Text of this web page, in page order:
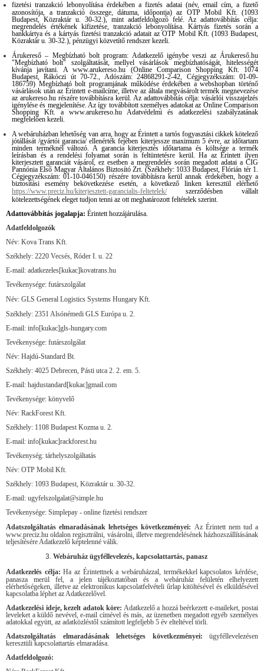
fizetési tranzakció lebonyolítása érdekében a fizetés adatai (név, email cím, a fizető
azonosítója, a tranzakció összege, dátuma, időpontja) az OTP Mobil Kft. (1093
Budapest, Közraktár u. 30-32.), mint adatfeldolgozó felé. Az adattovábbítás célja:
megrendelés értékének kifizetése, tranzakció lebonyolítása. Kártyás fizetés során a
bankkártya és a kártyás fizetési tranzakció adatait az OTP Mobil Kft. (1093 Budapest,
Közraktár u. 30-32.), pénzügyi közvetítő rendszer kezeli.
Árukereső – Megbízható bolt program: Adatkezelő igénybe veszi az Árukereső.hu
"Megbízható bolt" szolgáltatását, mellyel vásárlások megbízhatóságát, hitelességét
kívánja javítani. A www.arukereso.hu (Online Comparison Shopping Kft. 1074
Budapest, Rákóczi út 70-72., Adószám: 24868291-2-42, Cégjegyzékszám: 01-09-
186759) Megbízható bolt programjának működése érdekében a webshopban történő
vásárlások után az Érintett e-mailcíme, illetve az általa megvásárolt termék megnevezése
az arukereso.hu részére továbbításra kerül. Az adattovábbítás célja: vásárlói visszajelzés
igénylése és megjelenítése. Az így továbbított személyes adatokat az Online Comparison
Shopping Kft. a www.arukereso.hu Adatvédelmi és adatkezelési szabályzatának
megfelelően kezeli.
A webáruházban lehetőség van arra, hogy az Érintett a tartós fogyasztási cikkek kötelező
jótállását /gyártói garancia/ ellenérték fejében kiterjessze maximum 5 évre, az időtartam
minden terméknél változó. A garancia kiterjesztés időtartama és költsége a termék
leírásban és a rendelési folyamat során is feltüntetésre kerül. Ha az Érintett ilyen
kiterjesztett garanciát vásárol, ez esetben a megrendelés során megadott adatai a CIG
Pannónia Első Magyar Általános Biztosító Zrt. (Székhely: 1033 Budapest, Flórián tér 1.
Cégjegyzékszám: 01-10-046150) részére továbbításra kerül annak érdekében, hogy a
biztosítási esemény bekövetkezése esetén, a következő linken keresztül elérhető
https://www.preciz.hu/kiterjesztett-garancialis-feltetelek/szerződésben vállalt
kötelezettségének eleget tudjon tenni az ott meghatározott feltételek szerint.
Adattovábbítás jogalapja: Érintett hozzájárulása.
Adatfeldolgozók
Név: Kova Trans Kft.
Székhely: 2220 Vecsés, Róder I. u. 22
E-mail: adatkezeles[kukac]kovatrans.hu
Tevékenysége: futárszolgálat
Név: GLS General Logistics Systems Hungary Kft.
Székhely: 2351 Alsónémedi GLS Európa u. 2.
E-mail: info[kukac]gls-hungary.com
Tevékenysége: futárszolgálat
Név: Hajdú-Standard Bt.
Székhely: 4025 Debrecen, Pásti utca 2. 2. em. 5.
E-mail: hajdustandard[kukac]gmail.com
Tevékenysége: könyvelő
Név: RackForest Kft.
Székhely: 1108 Budapest Kozma u. 2.
E-mail: info[kukac]rackforest.hu
Tevékenység: tárhelyszolgáltatás
Név: OTP Mobil Kft.
Székhely: 1093 Budapest, Közraktár u. 30-32.
E-mail: ugyfelszolgalat@simple.hu
Tevékenysége: Simplepay - online fizetési rendszer
Adatszolgáltatás elmaradásának lehetséges következményei: Az Érintett nem tud a
www.preciz.hu oldalon regisztrálni, vásárolni, illetve megrendelésének házhozszállításának
teljesítésére Adatkezelő képtelenné válik.
Webáruház ügyféllevelezés, kapcsolattartás, panasz
Adatkezelés célja: Ha az Érintettnek a webáruházzal, termékekkel kapcsolatos kérdése,
panasza merül fel, a jelen tájékoztatóban és a webáruház felületén elhelyezett
elérhetőségeken, illetve az elektronikus kapcsolatfelvételi űrlap kitöltésével és elküldésével
kapcsolatba léphet az Adatkezelővel.
Adatkezelési ideje, kezelt adatok köre: Adatkezelő a hozzá beérkezett e-maileket, postai
leveleket a küldő nevével, e-mail címével és más, az üzenetben megadott egyéb személyes
adatokkal együtt, az adatközléstől számított legfeljebb 5 év elteltével törli.
Adatszolgáltatás elmaradásának lehetséges következményei: ügyféllevelezésen
keresztüli kapcsolattartás elmaradása.
Adatfeldolgozó: